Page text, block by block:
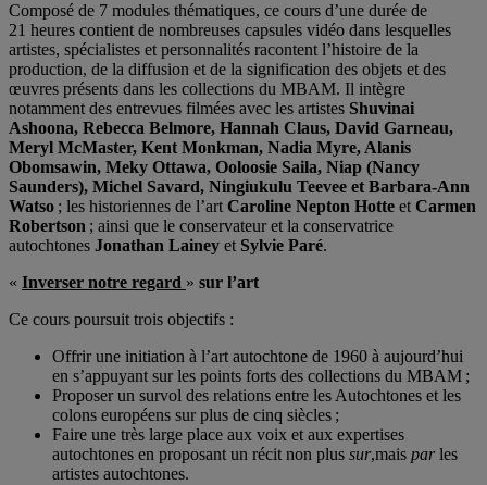
Composé de 7 modules thématiques, ce cours d’une durée de
21 heures contient de nombreuses capsules vidéo dans lesquelles
artistes, spécialistes et personnalités racontent l’histoire de la
production, de la diffusion et de la signification des objets et des
œuvres présents dans les collections du MBAM. Il intègre
notamment des entrevues filmées avec les artistes Shuvinai
Ashoona, Rebecca Belmore, Hannah Claus, David Garneau,
Meryl McMaster, Kent Monkman, Nadia Myre, Alanis
Obomsawin, Meky Ottawa, Ooloosie Saila, Niap (Nancy
Saunders), Michel Savard, Ningiukulu Teevee et Barbara-Ann
Watso ; les historiennes de l’artCaroline Nepton Hotte etCarmen
Robertson ; ainsi que le conservateur et la conservatrice
autochtones Jonathan Lainey et Sylvie Paré.
« Inverser notre regard » sur l’art
Ce cours poursuit trois objectifs :
Offrir une initiation à l’art autochtone de 1960 à aujourd’hui
en s’appuyant sur les points forts des collections du MBAM ;
Proposer un survol des relations entre les Autochtones et les
colons européens sur plus de cinq siècles ;
Faire une très large place aux voix et aux expertises
autochtones en proposant un récit non plus sur,mais parles
artistes autochtones.